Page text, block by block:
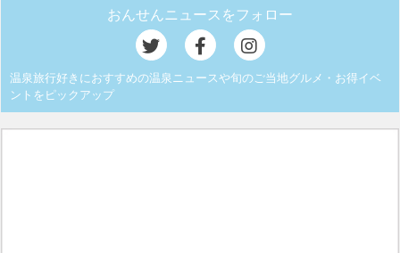
おんせんニュースをフォロー
温泉旅行好きにおすすめの温泉ニュースや旬のご当地グルメ・お得イベ
ントをピックアップ